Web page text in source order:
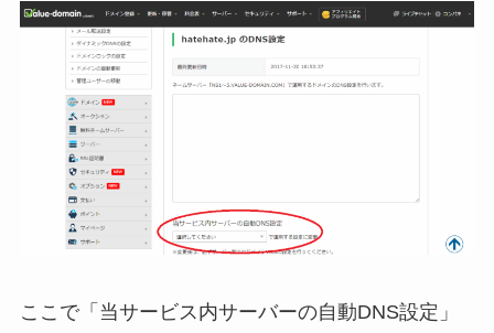
ここで「当サービス内サーバーの自動DNS設定」